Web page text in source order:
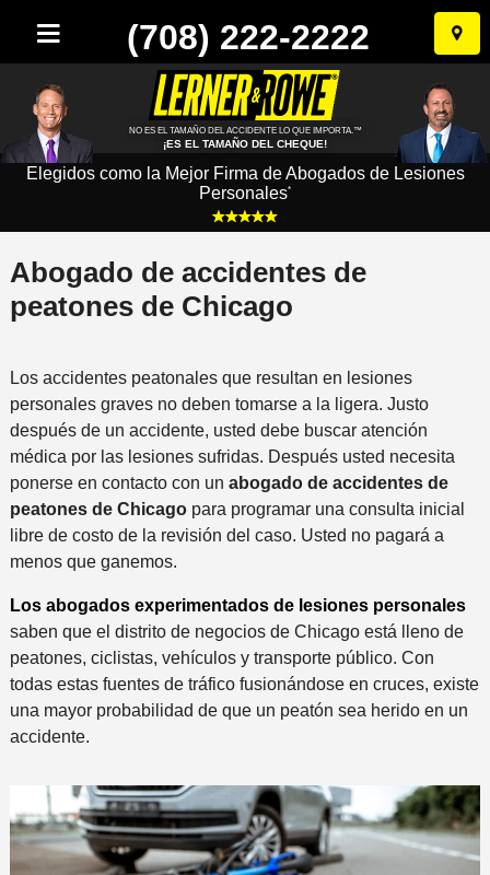
Ir
al
(708) 222-2222
NO ES EL TAMAÑO DEL ACCIDENTE LO QUE IMPORTA.™
¡ES EL TAMAÑO DEL CHEQUE!
Elegidos como la Mejor Firma de Abogados de Lesiones
Personales*
Abogado de accidentes de
peatones de Chicago
Los accidentes peatonales que resultan en lesiones
personales graves no deben tomarse a la ligera. Justo
después de un accidente, usted debe buscar atención
médica por las lesiones sufridas. Después usted necesita
ponerse en contacto con un abogado de accidentes de
peatones de Chicagopara programar una consulta inicial
libre de costo de la revisión del caso. Usted no pagará a
menos que ganemos.
Los abogados experimentados de lesiones personales
saben que el distrito de negocios de Chicago está lleno de
peatones, ciclistas, vehículos y transporte público. Con
todas estas fuentes de tráfico fusionándose en cruces, existe
una mayor probabilidad de que un peatón sea herido en un
accidente.